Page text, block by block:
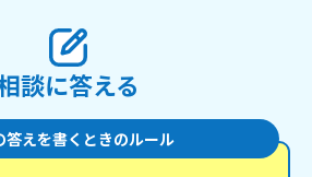
談に答える
答えを書くときのルール